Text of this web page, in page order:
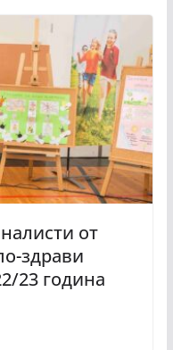
от
здрави
23 година